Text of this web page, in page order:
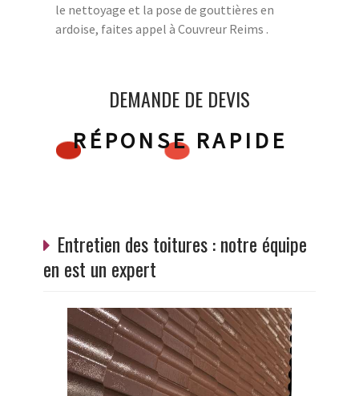
le nettoyage et la pose de gouttières en
ardoise, faites appel à Couvreur Reims .
DEMANDE DE DEVIS
RÉPONSE RAPIDE
Entretien des toitures : notre équipe
en est un expert